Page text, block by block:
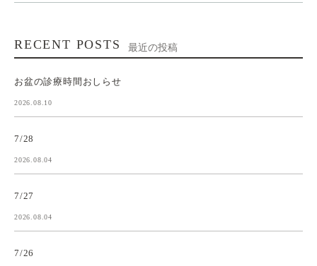
RECENT POSTS 最近の投稿
お盆の診療時間おしらせ
2026.08.10
7/28
2026.08.04
7/27
2026.08.04
7/26